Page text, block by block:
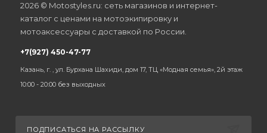
2026 © Motostyles.ru: сеть магазинов и интернет-
каталог с ценами на мотоэкипировку и
мотоаксессуары с доставкой по России.
+7(927) 450-47-77
Казань, г. , ул. Бурхана Шахиди, дом 17, ТЦ «Модная семья», 2й этаж
10:00 - 20:00 без выходных
ПОДПИСАТЬСЯ НА РАССЫЛКУ